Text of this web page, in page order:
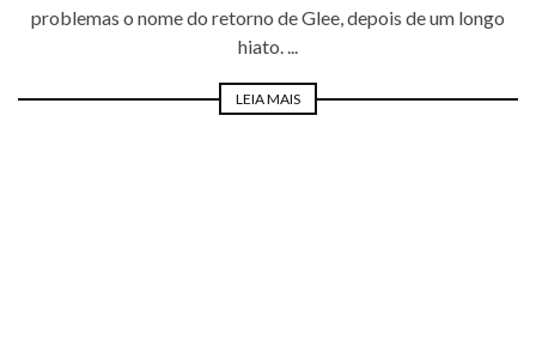
problemas o nome do retorno de Glee, depois de um longo
hiato. ...
LEIA MAIS